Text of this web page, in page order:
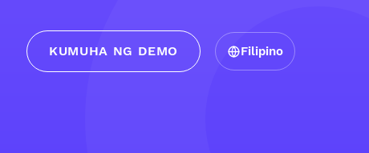
KUMUHA NG DEMO Filipino